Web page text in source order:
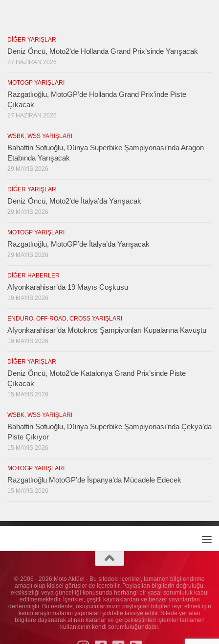
DIĞER YARIŞLAR
Deniz Öncü, Moto2’de Hollanda Grand Prix’sinde Yarışacak
27 HAZIRAN 2026
MOTOGP YARIŞLARI
Razgatlıoğlu, MotoGP’de Hollanda Grand Prix’inde Piste
Çıkacak
27 HAZIRAN 2026
WSBK, WSS YARIŞLARI
Bahattin Sofuoğlu, Dünya Superbike Şampiyonası’nda Aragon
Etabında Yarışacak
29 MAYIS 2026
DIĞER YARIŞLAR
Deniz Öncü, Moto2’de İtalya’da Yarışacak
29 MAYIS 2026
MOTOGP YARIŞLARI
Razgatlıoğlu, MotoGP’de İtalya’da Yarışacak
29 MAYIS 2026
DIĞER HABERLER
Afyonkarahisar’da 19 Mayıs Coşkusu
19 MAYIS 2026
ENDURO, OFF-ROAD, CROSS YARIŞLARI
Afyonkarahisar’da Motokros Şampiyonları Kupalarına Kavuştu
19 MAYIS 2026
DIĞER YARIŞLAR
Deniz Öncü, Moto2’de Katalonya Grand Prix’sinde Piste
Çıkacak
15 MAYIS 2026
WSBK, WSS YARIŞLARI
Bahattin Sofuoğlu, Dünya Superbike Şampiyonası’nda Çekya’da
Piste Çıkıyor
15 MAYIS 2026
MOTOGP YARIŞLARI
Razgatlıoğlu MotoGP’de İspanya’da Mücadele Edecek
15 MAYIS 2026
© 2006 - 2026 Moto Aktüel - Bu sitedeki içerikler, tamamen bilgilendirme
amaçlı olup kişisel görüşler de içerebilir. Paylaşılan bilgilerin doğruluğu,
eksiksizliği veya güncelliği konusunda herhangi bir yasal sorumluluk kabul
edilmemektedir. İçerikler, çeşitli kaynaklardan ve benzer yayınlardan
derlenmiştir. Bu nedenle, okuyucularımızın paylaşılan bilgileri teyit etmek için
kendi araştırmalarını yapmaları şiddetle tavsiye edilir. Sitede yer alan
bilgilere dayanarak alınan kararlar ve gerçekleştirilen işlemler tamamen
kullanıcının kendi sorumluluğundadır.